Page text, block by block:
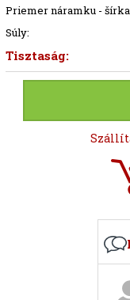
Priemer náramku -
Súly:
Tisztaság: